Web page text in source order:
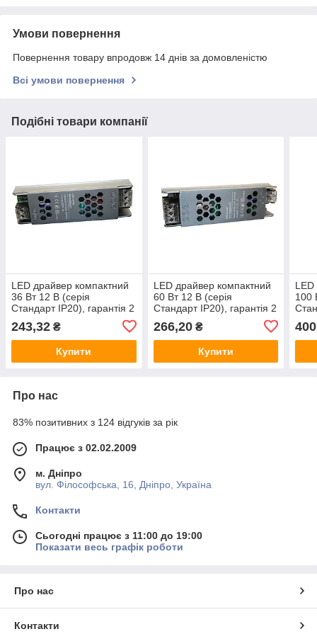
Умови повернення
Повернення товару впродовж 14 днів за домовленістю
Всі умови повернення
Подібні товари компанії
LED драйвер компактний
36 Вт 12 В (серія
Стандарт IP20), гарантія 2
243,32 ₴
Купити
LED драйвер компактний
60 Вт 12 В (серія
Стандарт IP20), гарантія 2
266,20₴
Купити
LED
100
Про нас
83% позитивних з 124 відгуків за рік
Працює з 02.02.2009
м. Дніпро
вул. Філософська, 16, Дніпро, Україна
Контакти
Сьогодні працює з 11:00 до 19:00
Показати весь графік роботи
Про нас
Контакти